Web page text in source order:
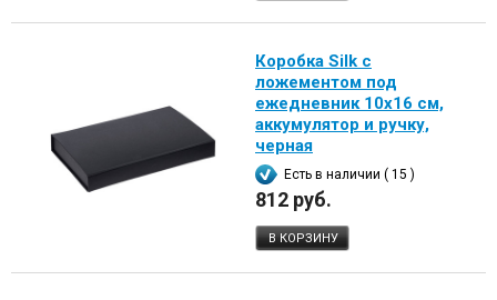
Коробка Silk с
ложементом под
ежедневник 10x16 см,
аккумулятор и ручку,
черная
Есть в наличии ( 15 )
812 руб.
В КОРЗИНУ